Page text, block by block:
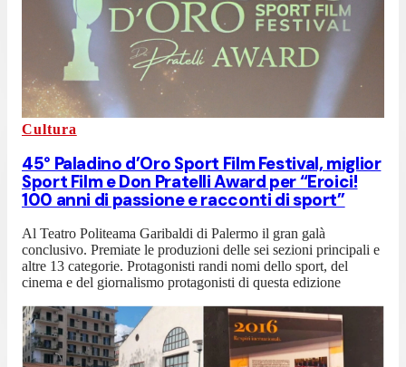
Cultura
45° Paladino d’Oro Sport Film Festival, miglior
Sport Film e Don Pratelli Award per “Eroici!
100 anni di passione e racconti di sport”
Al Teatro Politeama Garibaldi di Palermo il gran galà
conclusivo. Premiate le produzioni delle sei sezioni principali e
altre 13 categorie. Protagonisti randi nomi dello sport, del
cinema e del giornalismo protagonisti di questa edizione